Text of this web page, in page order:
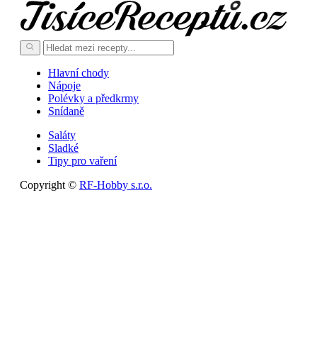
Hlavní chody
Nápoje
Polévky a předkrmy
Snídaně
Saláty
Sladké
Tipy pro vaření
Copyright © RF-Hobby s.r.o.